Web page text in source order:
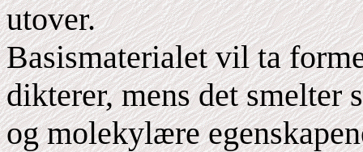
utover.
Basismaterialet vil ta
dikterer, mens det smelter
og molekylære